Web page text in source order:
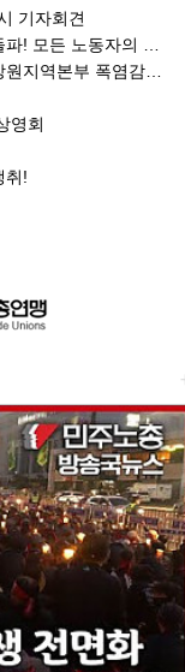
기자회견
취! 민주노총 7.15 총파업대회
염감시단 선포 기자회견
영회
취!